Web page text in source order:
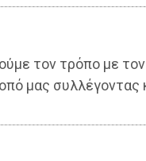
τον τρόπο με τον
μας συλλέγοντας